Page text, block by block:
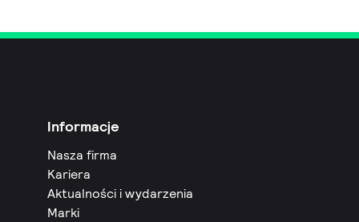
Informacje
Nasza firma
Kariera
Aktualności i wydarzenia
Marki